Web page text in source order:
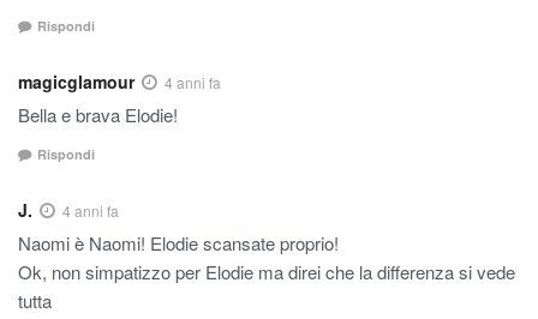
Rispondi
magicglamour 4 anni fa
Bella e brava Elodie!
Rispondi
J. 4 anni fa
Naomi è Naomi! Elodie scansate proprio!
Ok, non simpatizzo per Elodie ma direi che la differenza si vede
tutta